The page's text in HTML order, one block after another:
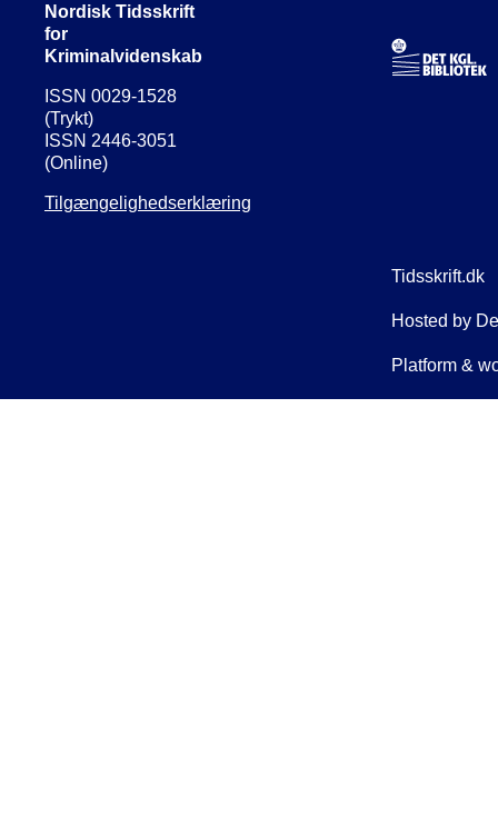
Nordisk Tidsskrift
for
Kriminalvidenskab
ISSN 0029-1528
(Trykt)
ISSN 2446-3051
(Online)
Tilgængelighedserklæring